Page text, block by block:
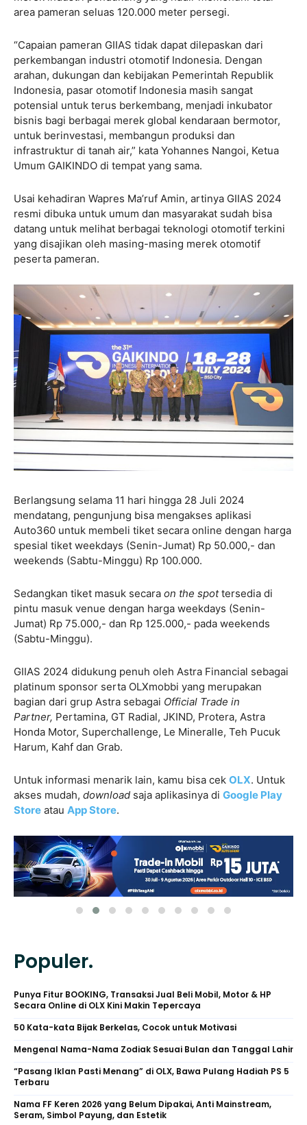
area pameran seluas 120.000 meter persegi.
“Capaian pameran GIIAS tidak dapat dilepaskan dari
perkembangan industri otomotif Indonesia. Dengan
arahan, dukungan dan kebijakan Pemerintah Republik
Indonesia, pasar otomotif Indonesia masih sangat
potensial untuk terus berkembang, menjadi inkubator
bisnis bagi berbagai merek global kendaraan bermotor,
untuk berinvestasi, membangun produksi dan
infrastruktur di tanah air,” kata Yohannes Nangoi, Ketua
Umum GAIKINDO di tempat yang sama.
Usai kehadiran Wapres Ma’ruf Amin, artinya GIIAS 2024
resmi dibuka untuk umum dan masyarakat sudah bisa
datang untuk melihat berbagai teknologi otomotif terkini
yang disajikan oleh masing-masing merek otomotif
peserta pameran.
Berlangsung selama 11 hari hingga 28 Juli 2024
mendatang, pengunjung bisa mengakses aplikasi
Auto360 untuk membeli tiket secara online dengan harga
spesial tiket weekdays (Senin-Jumat) Rp 50.000,- dan
weekends (Sabtu-Minggu) Rp 100.000.
Sedangkan tiket masuk secara on the spottersedia di
pintu masuk venue dengan harga weekdays (Senin-
Jumat) Rp 75.000,- dan Rp 125.000,- pada weekends
(Sabtu-Minggu).
GIIAS 2024 didukung penuh oleh Astra Financial sebagai
platinum sponsor serta OLXmobbi yang merupakan
bagian dari grup Astra sebagai Official Trade in
Partner, Pertamina, GT Radial, JKIND, Protera, Astra
Honda Motor, Superchallenge, Le Mineralle, Teh Pucuk
Harum, Kahf dan Grab.
Untuk informasi menarik lain, kamu bisa cek OLX. Untuk
akses mudah, download saja aplikasinya di Google Play
Store atau App Store.
Populer.
Punya Fitur BOOKING, Transaksi Jual Beli Mobil, Motor & HP
Secara Online di OLX Kini Makin Tepercaya
50 Kata-kata Bijak Berkelas, Cocok untuk Motivasi
Mengenal Nama-Nama Zodiak Sesuai Bulan dan Tanggal Lahir
“Pasang Iklan Pasti Menang” di OLX, Bawa Pulang Hadiah PS 5
Terbaru
Nama FF Keren 2026 yang Belum Dipakai, Anti Mainstream,
Seram, Simbol Payung, dan Estetik